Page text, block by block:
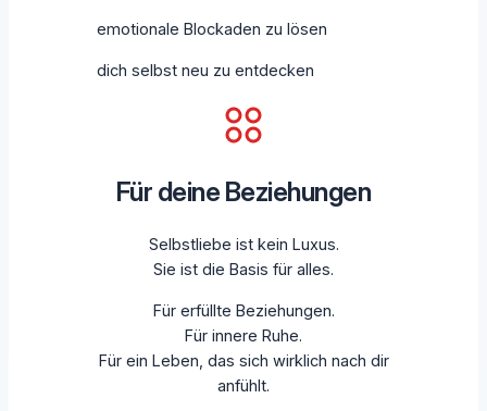
emotionale Blockaden zu lösen
dich selbst neu zu entdecken
Für deine Beziehungen
Selbstliebe ist kein Luxus.
Sie ist die Basis für alles.
Für erfüllte Beziehungen.
Für innere Ruhe.
Für ein Leben, das sich wirklich nach dir
anfühlt.